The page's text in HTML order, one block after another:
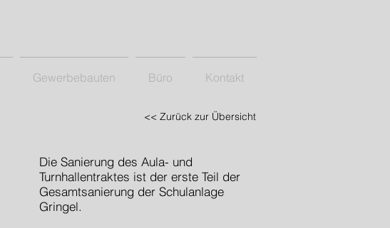
Gewerbebauten Büro Kontakt
<< Zurück zur Übersicht
Die Sanierung des Aula- und
Turnhallentraktes ist der erste Teil der
Gesamtsanierung der Schulanlage
Gringel.